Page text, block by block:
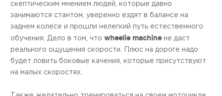
скептическим мнением людей, которые давно
занимаются стантом, уверенно ездят в балансе на
заднем колесе и прошли нелегкий путь естественного
обучения. Дело в том, чтоwheelie machineне даст
реального ощущения скорости. Плюс на дороге надо
будет ловить боковые качения, которые присутствуют
на малых скоростях.